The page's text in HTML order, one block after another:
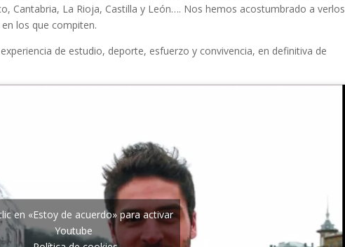
Cantabria, La Rioja, Castilla y León…. Nos hemos acostumbrado a verlos
los que compiten.
de estudio, deporte, esfuerzo y convivencia, en definitiva de
en «Estoy de acuerdo» para activar
Youtube